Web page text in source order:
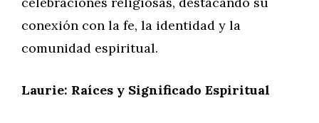
conexión con la fe, la identidad y la
comunidad espiritual.
Laurie: Raíces y Significado Espiritual